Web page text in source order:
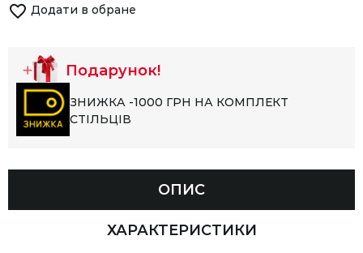
Додати в обране
Подарунок!
ЗНИЖКА -1000 ГРН НА КОМПЛЕКТ
СТІЛЬЦІВ
ОПИС
ХАРАКТЕРИСТИКИ